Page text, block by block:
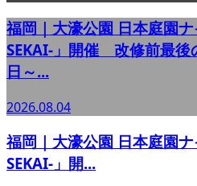
福岡｜大濠公園 日本庭園
SEKAI-」開催 改修前最後
日～...
2026.08.04
福岡｜大濠公園 日本庭園
SEKAI-」開...